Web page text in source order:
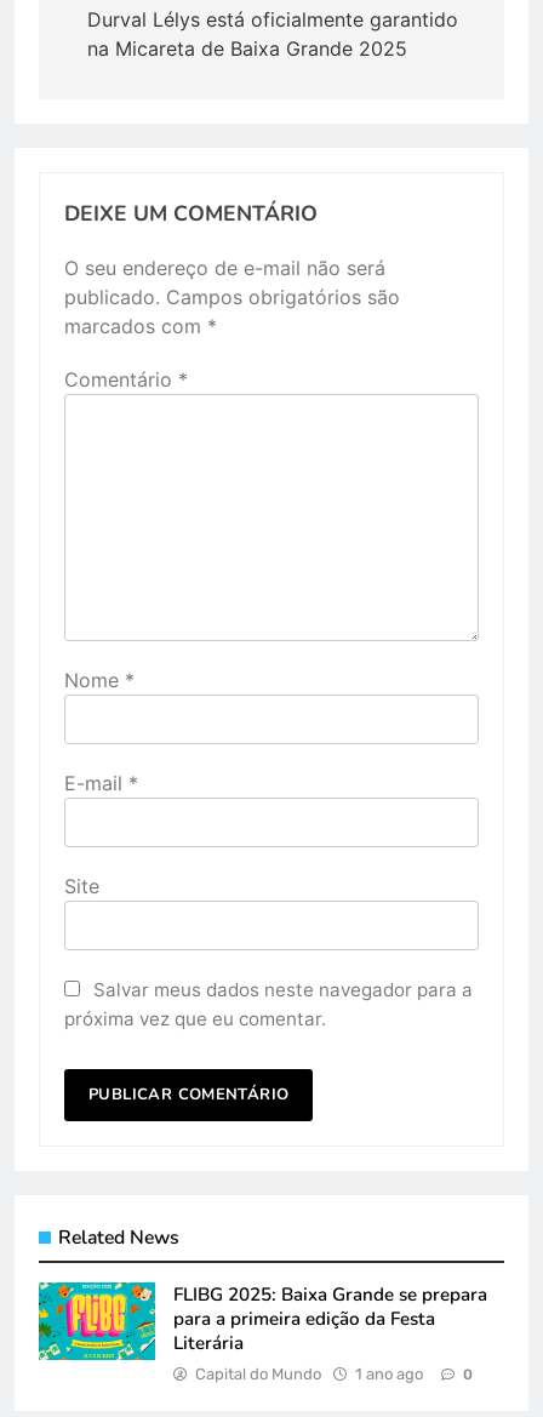
de
Post
Durval Lélys está oficialmente garantido
na Micareta de Baixa Grande 2025
DEIXE UM COMENTÁRIO
O seu endereço de e-mail não será
publicado. Campos obrigatórios são
marcados com *
Comentário *
Nome *
E-mail *
Site
Salvar meus dados neste navegador para a
próxima vez que eu comentar.
Related News
FLIBG 2025: Baixa Grande se prepara
para a primeira edição da Festa
Literária
Capital do Mundo 1 ano ago 0